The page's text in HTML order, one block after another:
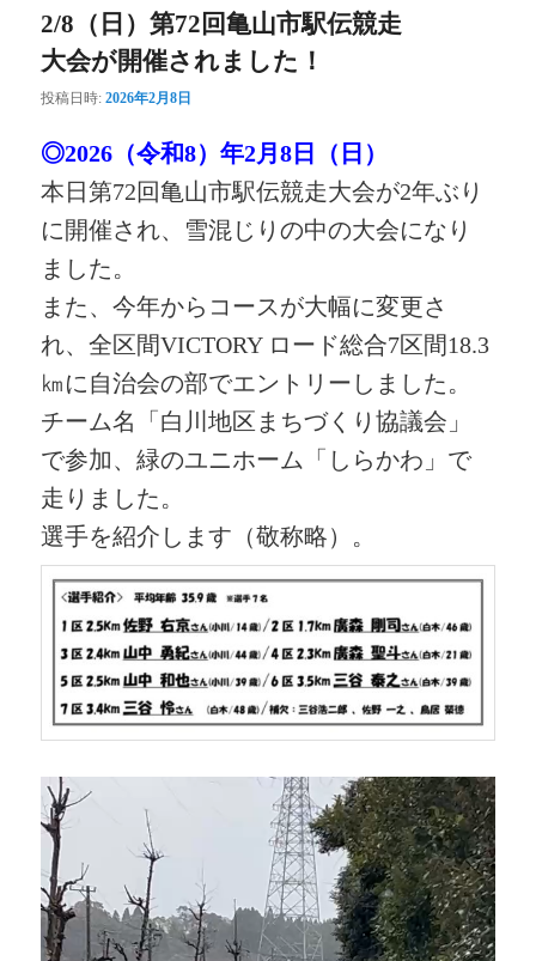
2/8（日）第72回亀山市駅伝競走
大会が開催されました！
投稿日時:2026年2月8日
◎2026（令和8）年2月8日（日）
本日第72回亀山市駅伝競走大会が2年ぶり
に開催され、 雪混じりの中の大会になり
ました。
また、今年からコースが大幅に変更さ
れ、全区間VICTORY ロード総合7区間18.3
㎞に自治会の部でエントリーしました。
チーム名「白川地区まちづくり協議会」
で参加、緑のユニホーム「しらかわ」で
走りました。
選手を紹介します（敬称略）。
動
画
プ
レ
ー
ヤ
ー